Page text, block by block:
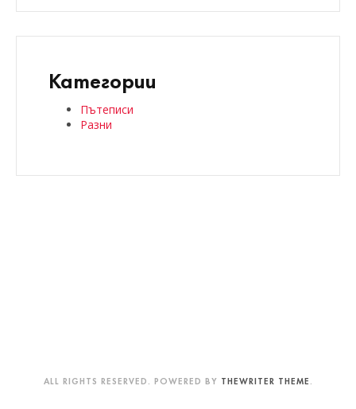
Категории
Пътеписи
Разни
ALL RIGHTS RESERVED. POWERED BY THEWRITER THEME